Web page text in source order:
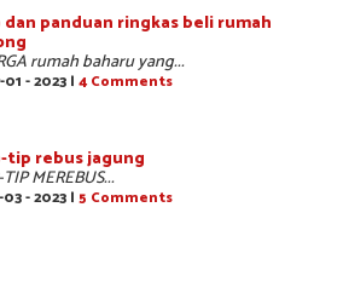
dan panduan ringkas beli rumah
rumah baharu yang...
01 - 2023 | 4 Comments
tip rebus jagung
MEREBUS...
03 - 2023 | 5 Comments